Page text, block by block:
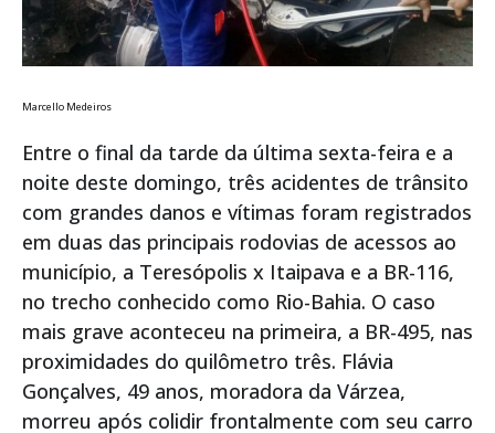
Marcello Medeiros
Entre o final da tarde da última sexta-feira e a
noite deste domingo, três acidentes de trânsito
com grandes danos e vítimas foram registrados
em duas das principais rodovias de acessos ao
município, a Teresópolis x Itaipava e a BR-116,
no trecho conhecido como Rio-Bahia. O caso
mais grave aconteceu na primeira, a BR-495, nas
proximidades do quilômetro três. Flávia
Gonçalves, 49 anos, moradora da Várzea,
morreu após colidir frontalmente com seu carro